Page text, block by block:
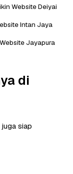
Website Deiyai
Intan Jaya
Jayapura
di
siap